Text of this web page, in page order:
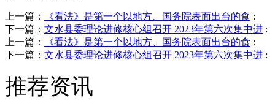
上一篇： 《看法》是第一个以地方、国务院表面出台的食 :
下一篇： 文水县委理论进修核心组召开 2023年第六次集中进 :
上一篇：
《看法》是第一个以地方、国务院表面出台的食 :
下一篇： 文水县委理论进修核心组召开 2023年第六次集中进 :
推荐资讯